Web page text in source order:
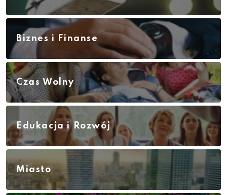
Biznes i Finanse
Czas Wolny
Edukacja i Rozwój
Miasto